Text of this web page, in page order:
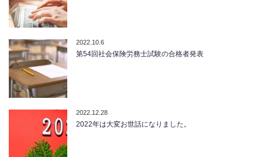
2022.10.6
第54回社会保険労務士試験の合格者発表
2022.12.28
2022年は大変お世話になりました。